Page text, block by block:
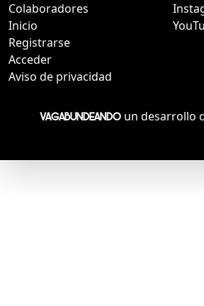
Colaboradores
Inicio
Registrarse
Acceder
Aviso de privacidad
VAGABUNDEANDO un desarrollo